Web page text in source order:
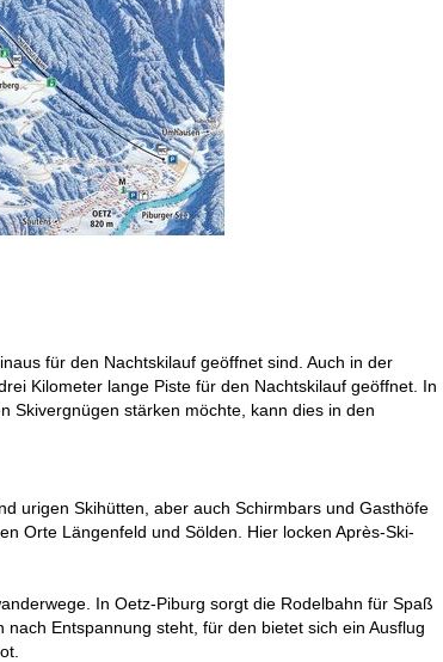
für den Nachtskilauf geöffnet sind. Auch in der
Kilometer lange Piste für den Nachtskilauf geöffnet. In
Skivergnügen stärken möchte, kann dies in den
urigen Skihütten, aber auch Schirmbars und Gasthöfe
Orte Längenfeld und Sölden. Hier locken Après-Ski-
In Oetz-Piburg sorgt die Rodelbahn für Spaß
Entspannung steht, für den bietet sich ein Ausflug